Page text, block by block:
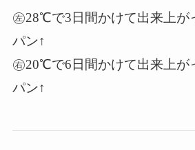
㊧28℃で3日間かけて出来上が
パン↑
㊨20℃で6日間かけて出来上が
パン↑